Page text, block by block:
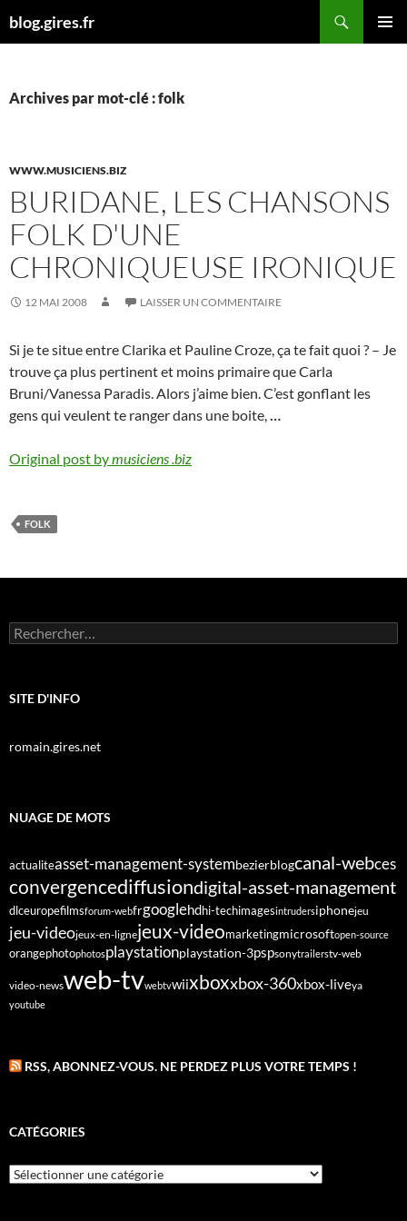
aublog.gires.fr
Archives par mot-clé : folk
WWW.MUSICIENS.BIZ
BURIDANE, LES CHANSONS
FOLK D'UNE
CHRONIQUEUSE IRONIQUE
12 MAI 2008 LAISSER UN COMMENTAIRE
Si je te situe entre Clarika et Pauline Croze, ça te fait quoi ? – Je
trouve ça plus pertinent et moins primaire que Carla
Bruni/Vanessa Paradis. Alors j’aime bien. C’est gonflant les
gens qui veulent te ranger dans une boite,…
Original post bymusiciens .biz
FOLK
Rechercher :
SITE D'INFO
romain.gires.net
NUAGE DE MOTS
actualiteasset-management-systembezierblogcanal-webces
convergencediffusiondigital-asset-management
dlceuropefilmsforum-webfrgooglehdhi-techimagesintrudersiphonejeu
jeu-videojeux-en-lignejeux-videomarketingmicrosoftopen-source
orangephotophotosplaystationplaystation-3pspsonytrailerstv-web
video-newsweb-tvwebtvwiixboxxbox-360xbox-liveya
youtube
RSS, ABONNEZ-VOUS. NE PERDEZ PLUS VOTRE TEMPS !
CATÉGORIES
Catégories